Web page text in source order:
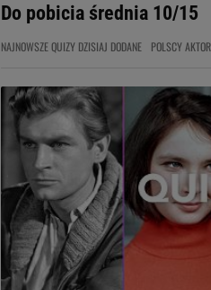
Do pobicia średnia 10/15
NAJNOWSZE QUIZY DZISIAJ DODANE POLSCY